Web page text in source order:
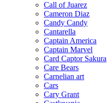
Call of Juarez
Cameron Diaz
Candy Candy
Cantarella
Captain America
Captain Marvel
Card Captor Sakura
Care Bears
Carnelian art
Cars
Cary Grant